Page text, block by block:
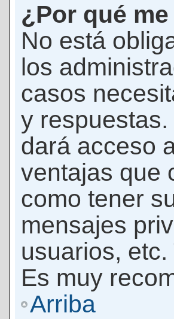
¿Por qué
No está
los
casos
y
dará acceso
ventajas que
como tener
mensajes
usuarios,
Es muy
Arriba